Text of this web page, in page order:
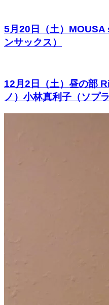
5月20日（土）MOUSA
ンサックス）
12月2日（土）昼の部
ノ）小林真利子（ソプ